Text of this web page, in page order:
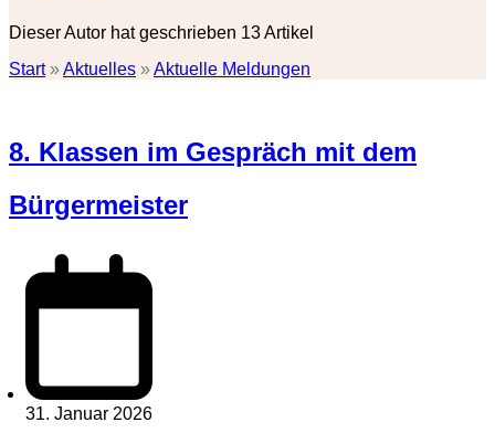
Dieser Autor hat geschrieben 13 Artikel
Start»Aktuelles »Aktuelle Meldungen
8. Klassen im Gespräch mit dem
Bürgermeister
31. Januar 2026